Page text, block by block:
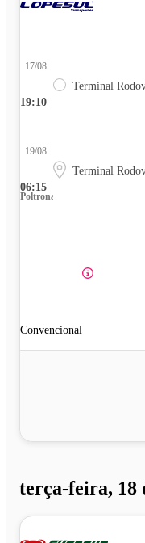
19:10
17/08
Terminal
06:15
19/08
Terminal
Poltrona
Convencional
terça-feira, 18